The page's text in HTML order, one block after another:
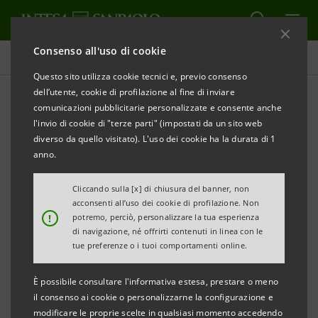
Consenso all'uso di cookie
Questo sito utilizza cookie tecnici e, previo consenso
dell’utente, cookie di profilazione al fine di inviare
comunicazioni pubblicitarie personalizzate e consente anche
l'invio di cookie di "terze parti" (impostati da un sito web
diverso da quello visitato). L'uso dei cookie ha la durata di 1
anno.
!
Cliccando sulla [x] di chiusura del banner, non
acconsenti all’uso dei cookie di profilazione. Non
potremo, perciò, personalizzare la tua esperienza
di navigazione, né offrirti contenuti in linea con le
tue preferenze o i tuoi comportamenti online.
È possibile consultare l'informativa estesa, prestare o meno
il consenso ai cookie o personalizzarne la configurazione e
modificare le proprie scelte in qualsiasi momento accedendo
Comunicati stampa
STAMPA
AGGIORNA
ALLE GALLERIE D’ITALIA DI PALAZZO LEONI
MONTANARI
RITORNA PROGETTO ORCHESTA
● Domenica 23 febbraio a Palazzo Leoni Montanari il
secondo concerto di “Progetto Orchestra” con
musiche di Vivaldi, Schubert e la prima italiana
della Sinfonietta di Simon Laks